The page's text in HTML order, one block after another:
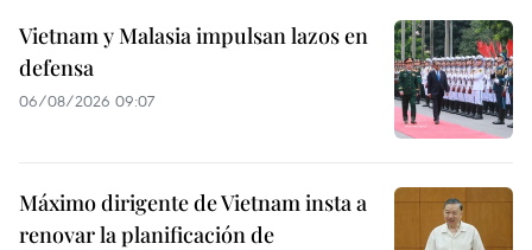
Vietnam y Malasia impulsan lazos en
defensa
06/08/2026 09:07
Máximo dirigente de Vietnam insta a
renovar la planificación de